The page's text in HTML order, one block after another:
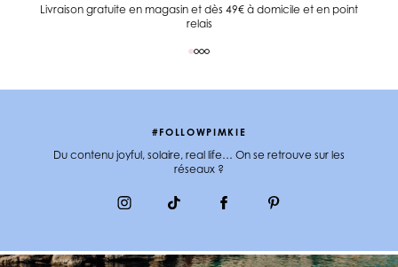
Livraison gratuite en magasin et dès 49€ à domicile et en point
relais
#FOLLOWPIMKIE
Du contenu joyful, solaire, real life… On se retrouve sur les
réseaux ?